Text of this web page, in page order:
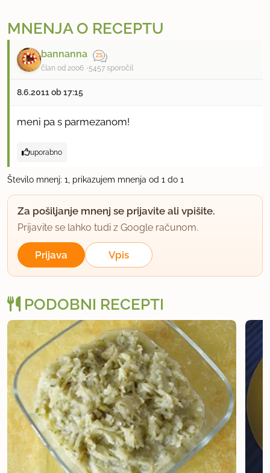
MNENJA O RECEPTU
bannanna
član od 2006 5457 sporočil
8.6.2011 ob 17:15
meni pa s parmezanom!
uporabno
Število mnenj: 1, prikazujem mnenja od 1 do 1
Za pošiljanje mnenj se prijavite ali vpišite.
Prijavite se lahko tudi z Google računom.
Prijava Vpis
PODOBNI RECEPTI